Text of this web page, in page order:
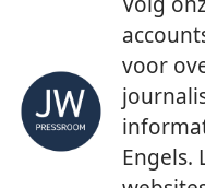
voor
Engels.